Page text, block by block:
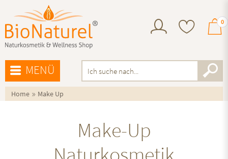
0
MENÜ
Home » Make Up
Make-Up